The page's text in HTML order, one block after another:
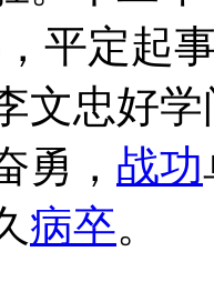
平定起
文忠好
勇， 战功
病卒。